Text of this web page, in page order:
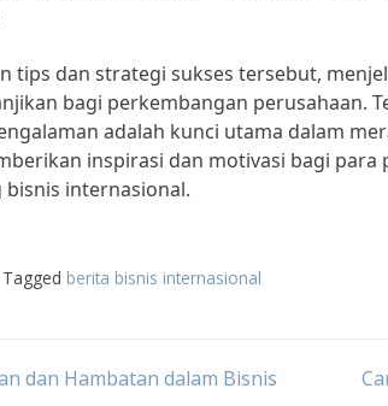
tips dan strategi sukses tersebut,
bagi perkembangan perusahaan.
adalah kunci utama dalam
inspirasi dan motivasi bagi para
internasional.
Tagged berita bisnis internasional
dan Hambatan dalam Bisnis